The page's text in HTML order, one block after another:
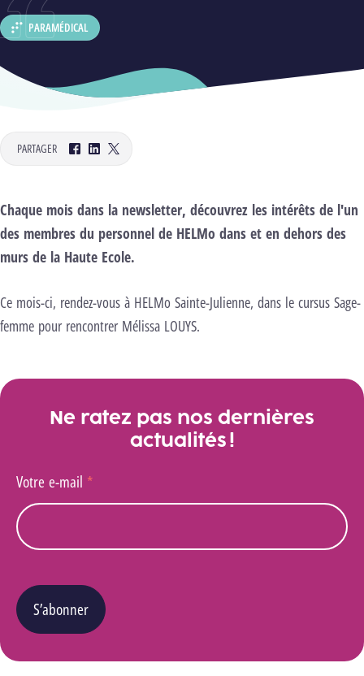
DÉPARTEMENT :
PARAMÉDICAL
PARTAGER
Facebook
LinkedInTwitter
Lancer la vidéo
pour lancer cette vidéo.Changer les
Chaque mois dans la newsletter, découvrez les intérêts de l'un
des membres du personnel de HELMo dans et en dehors des
murs de la Haute Ecole.
Ce mois-ci, rendez-vous à HELMo Sainte-Julienne, dans le cursus Sage-
femme pour rencontrer Mélissa LOUYS.
Ne ratez pas nos dernières
actualités !
Votre e-mail *
S’abonner